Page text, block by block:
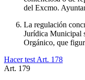
del Excmo.
La regulación
Jurídica Municipal
Orgánico, que
Hacer test Art. 178
Art. 179